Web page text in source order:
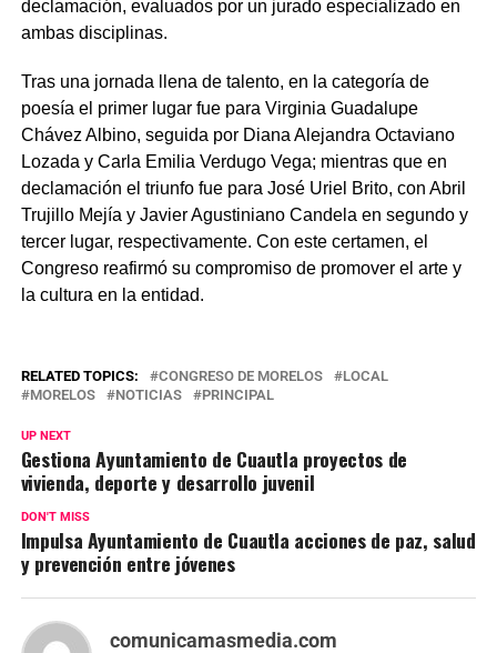
declamación, evaluados por un jurado especializado en
ambas disciplinas.
Tras una jornada llena de talento, en la categoría de
poesía el primer lugar fue para Virginia Guadalupe
Chávez Albino, seguida por Diana Alejandra Octaviano
Lozada y Carla Emilia Verdugo Vega; mientras que en
declamación el triunfo fue para José Uriel Brito, con Abril
Trujillo Mejía y Javier Agustiniano Candela en segundo y
tercer lugar, respectivamente. Con este certamen, el
Congreso reafirmó su compromiso de promover el arte y
la cultura en la entidad.
RELATED TOPICS: CONGRESO DE MORELOS
LOCAL
MORELOS
NOTICIAS PRINCIPAL
UP NEXT
Gestiona Ayuntamiento de Cuautla proyectos de
vivienda, deporte y desarrollo juvenil
DON'T MISS
Impulsa Ayuntamiento de Cuautla acciones de paz, salud
y prevención entre jóvenes
comunicamasmedia.com